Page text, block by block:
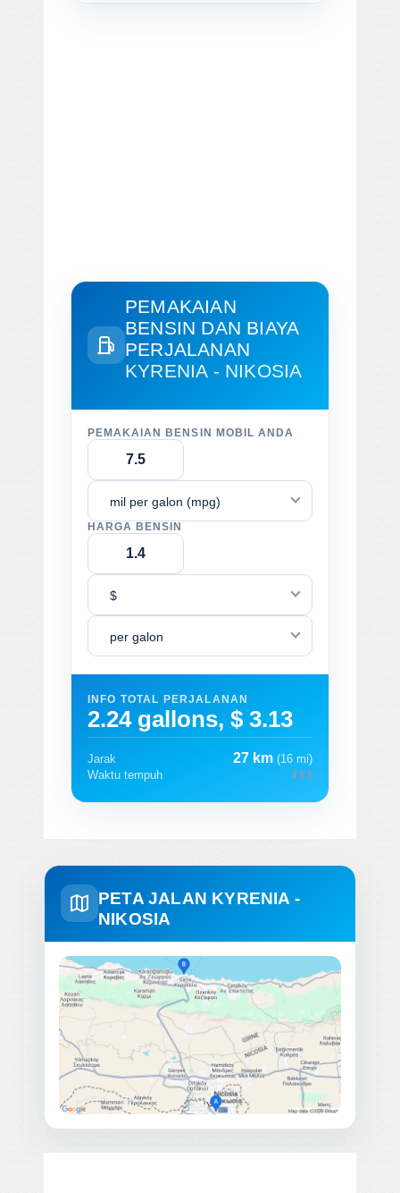
PEMAKAIAN
BENSIN DAN BIAYA
PERJALANAN
KYRENIA - NIKOSIA
PEMAKAIAN BENSIN MOBIL ANDA
mil per galon (mpg)
HARGA BENSIN
$
per galon
INFO TOTAL PERJALANAN
2.24 gallons, $ 3.13
Jarak 27 km (16 mi)
Waktu tempuh
PETA JALAN KYRENIA -
NIKOSIA